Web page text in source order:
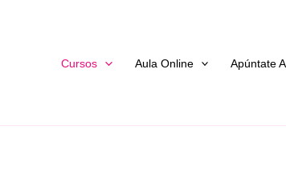
Cursos Aula Online Apúntate